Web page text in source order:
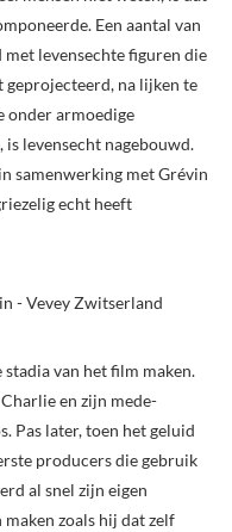
Een aantal van
levensechte figuren die
geprojecteerd, na lijken te
onder armoedige
levensecht nagebouwd.
samenwerking met Grévin
echt heeft
van het film maken.
en zijn mede-
Pas later, toen het geluid
producers die gebruik
al snel zijn eigen
zoals hij dat zelf